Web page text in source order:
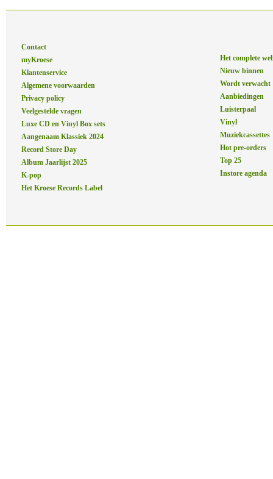
Contact
myKroese
Klantenservice
Algemene voorwaarden
Privacy policy
Veelgestelde vragen
Luxe CD en Vinyl Box sets
Aangenaam Klassiek 2024
Record Store Day
Album Jaarlijst 2025
K-pop
Het Kroese Records Label
Het complete
Nieuw binnen
Wordt verwacht
Aanbiedingen
Luisterpaal
Vinyl
Muziekcassettes
Hot pre-orders
Top 25
Instore agenda